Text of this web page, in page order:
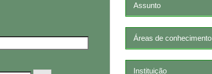
Assunto
Áreas de conhecimento
Instituição